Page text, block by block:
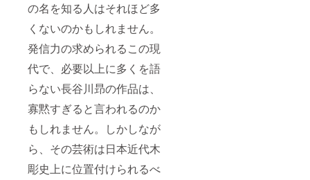
の名を知る人はそれほど多
くないのかもしれません。
発信力の求められるこの現
代で、必要以上に多くを語
らない長谷川昻の作品は、
寡黙すぎると言われるのか
もしれません。しかしなが
ら、その芸術は日本近代木
彫史上に位置付けられるべ